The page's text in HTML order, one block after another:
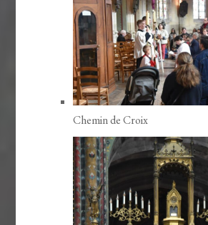
Chemin de Croix